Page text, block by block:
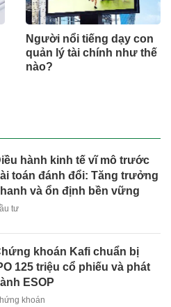
Người nổi tiếng dạy con
quản lý tài chính như thế
nào?
hành kinh tế vĩ mô trước
toán đánh đổi: Tăng trưởng
và ổn định bền vững
tư
khoán Kafi chuẩn bị
125 triệu cổ phiếu và phát
ESOP
khoán